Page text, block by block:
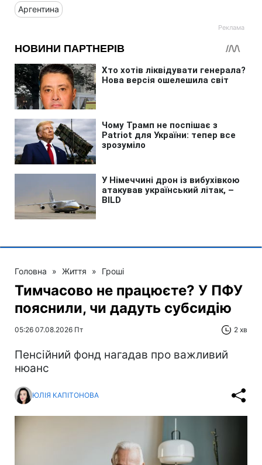
Аргентина
Головна » Життя » Гроші
Тимчасово не працюєте? У ПФУ
пояснили, чи дадуть субсидію
05:26 07.08.2026 Пт 2 хв
Пенсійний фонд нагадав про важливий
нюанс
ЮЛІЯ КАПІТОНОВА